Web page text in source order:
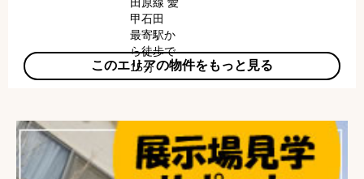
甲石田
最寄駅か
ら徒歩で
15分
このエリアの物件をもっと見る